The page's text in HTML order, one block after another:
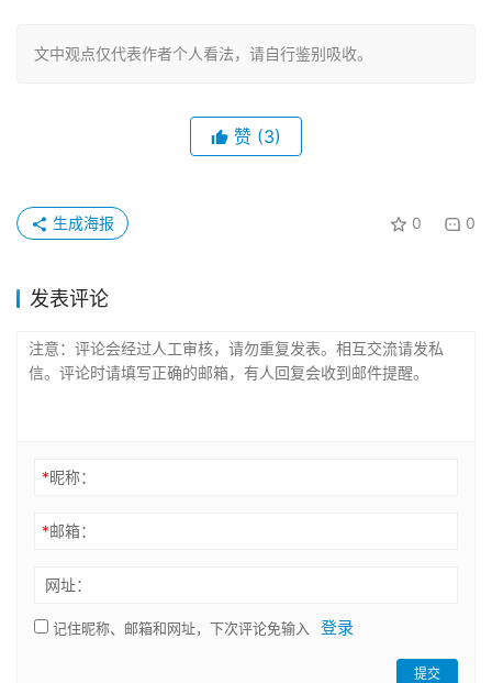
文中观点仅代表作者个人看法，请自行鉴别吸收。
赞 (3)
0 0
生成海报
发表评论
*昵称：
*邮箱：
网址：
记住昵称、邮箱和网址，下次评论免输入 登录
提交